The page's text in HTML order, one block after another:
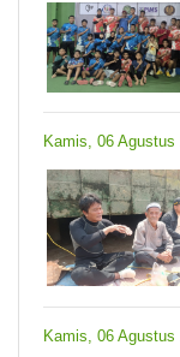
Kamis, 06 Agustus
Kamis, 06 Agustus